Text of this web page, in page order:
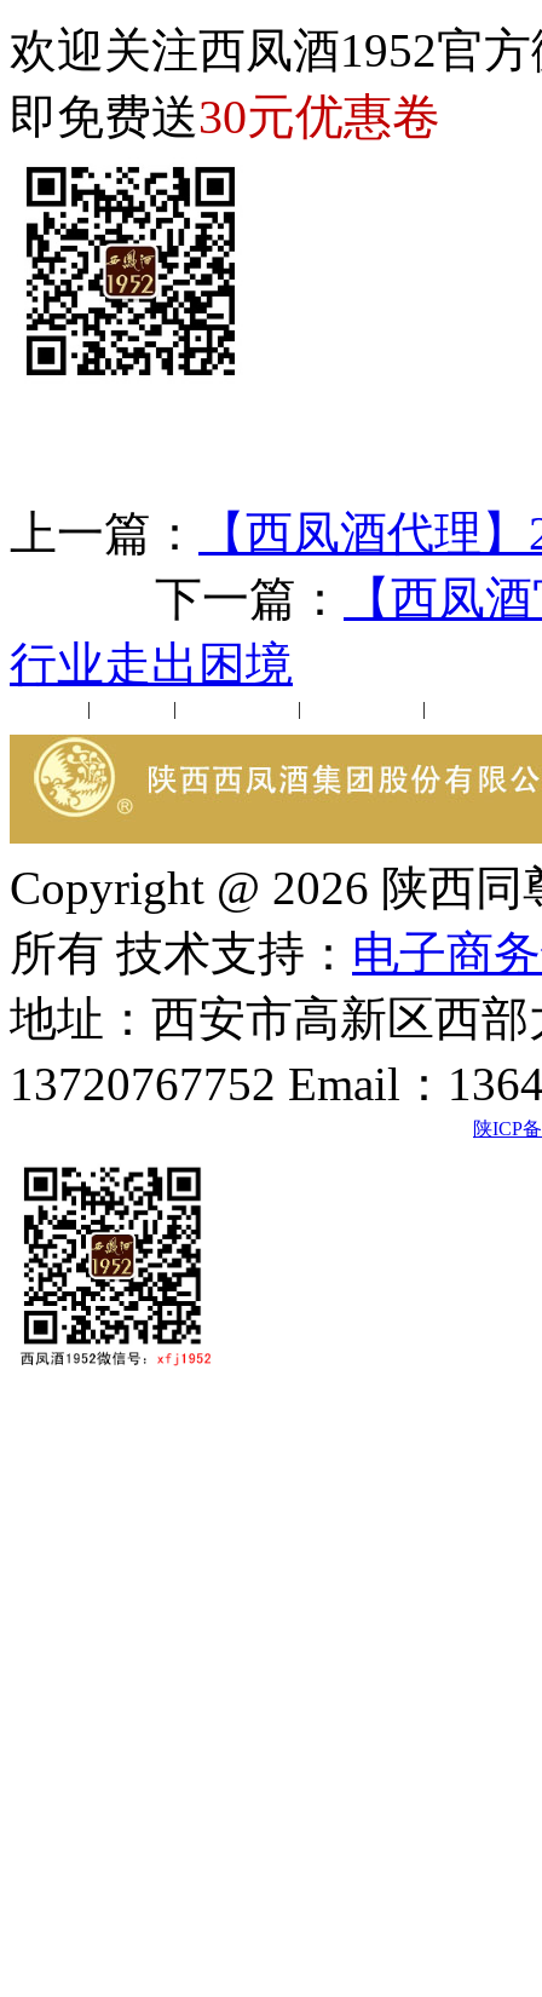
欢迎关注西凤酒1952官
即免费送30元优惠卷
上一篇：
【西凤酒代理
下一篇：
【西凤
行业走出困境
| | | |
Copyright @ 2026 陕西
所有 技术支持： 电子商
地址：西安市高新区西
13720767752 Email：
陕ICP